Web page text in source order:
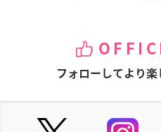
フォローしてより楽